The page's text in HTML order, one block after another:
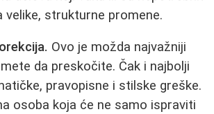
velike, strukturne promene.
Ovo je možda najvažniji
da preskočite. Čak i najbolji
pravopisne i stilske greške.
osoba koja će ne samo ispraviti